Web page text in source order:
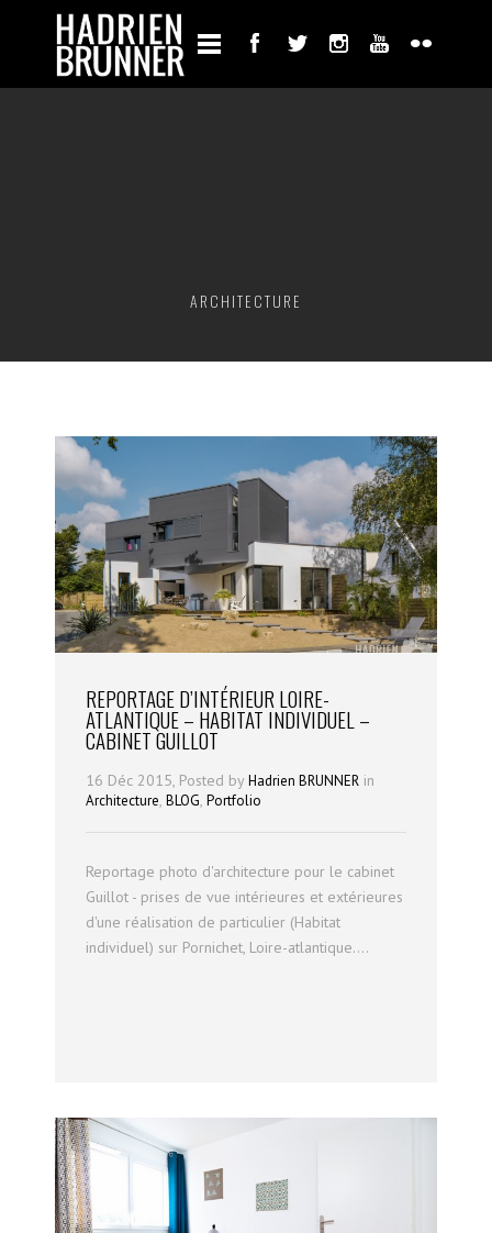
ARCHITECTURE
REPORTAGE D’INTÉRIEUR LOIRE-
ATLANTIQUE – HABITAT INDIVIDUEL –
CABINET GUILLOT
16 Déc 2015, Posted by Hadrien BRUNNER in
Architecture, BLOG, Portfolio
Reportage photo d'architecture pour le cabinet
Guillot - prises de vue intérieures et extérieures
d'une réalisation de particulier (Habitat
individuel) sur Pornichet, Loire-atlantique....